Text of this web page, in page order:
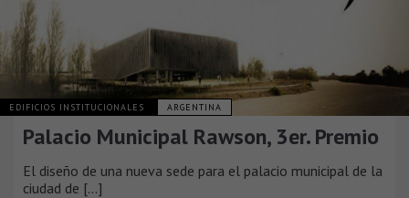
EDIFICIOS INSTITUCIONALES ARGENTINA
Palacio Municipal Rawson, 3er. Premio
El diseño de una nueva sede para el palacio municipal de la
ciudad de [...]